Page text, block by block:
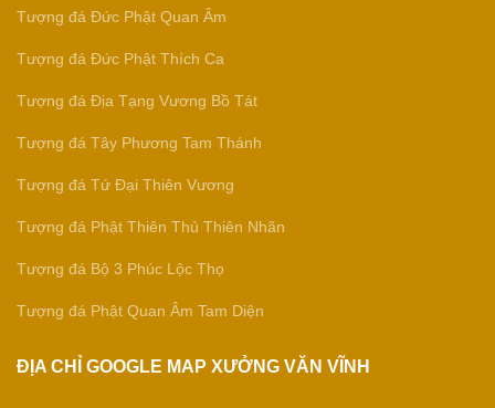
Tượng đá Đức Phật Quan Âm
Tượng đá Đức Phật Thích Ca
Tượng đá Địa Tạng Vương Bồ Tát
Tượng đá Tây Phương Tam Thánh
Tượng đá Tứ Đại Thiên Vương
Tượng đá Phật Thiên Thủ Thiên Nhãn
Tượng đá Bộ 3 Phúc Lộc Thọ
Tượng đá Phật Quan Âm Tam Diện
ĐỊA CHỈ GOOGLE MAP XƯỞNG VĂN VĨNH